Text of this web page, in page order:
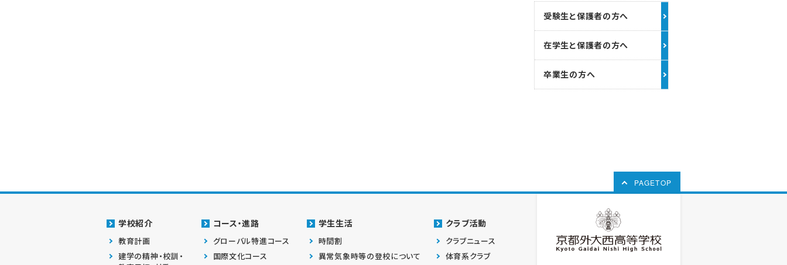
受験生と保護者の方へ
在学生と保護者の方へ
卒業生の方へ
PAGETOP
学校紹介
教育計画
建学の精神・校訓・
コース・進路
グローバル特進コース
国際文化コース
学生生活
時間割
異常気象時等の登校について
クラブ活動
クラブニュース
体育系クラブ